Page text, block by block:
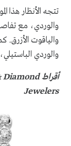
تتجه الأنظار هذا
والوردي، مع
والياقوت الأزرق.
والوردي
Jewelers